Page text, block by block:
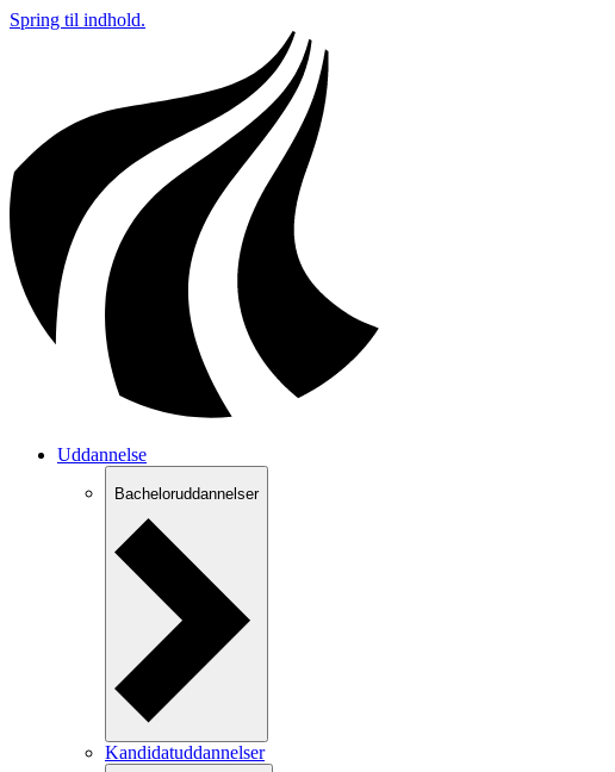
Spring til indhold.
Uddannelse
Bacheloruddannelser
Kandidatuddannelser